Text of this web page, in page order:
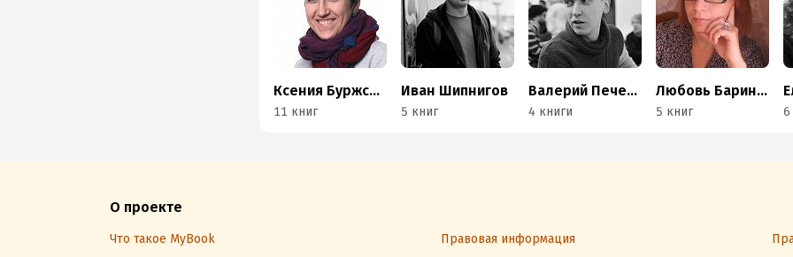
Ксения Буржская
11 книг
Иван Шипнигов
5 книг
Валерий Печейкин
4 книги
Любовь Баринова
5 книг
О проекте
Что такое MyBook Правовая информация